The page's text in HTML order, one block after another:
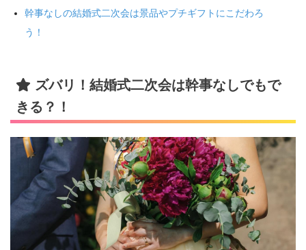
幹事なしの結婚式二次会は景品やプチギフトにこだわろ
う！
ズバリ！結婚式二次会は幹事なしでもで
きる？！